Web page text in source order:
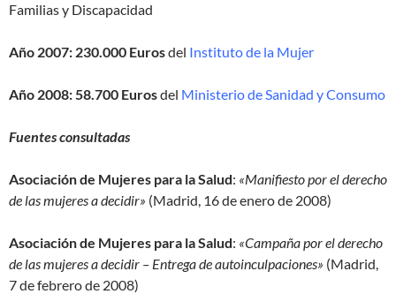
Familias y Discapacidad
Año 2007: 230.000 Eurosdel Instituto de la Mujer
Año 2008: 58.700 Eurosdel Ministerio de Sanidad y Consumo
Fuentes consultadas
Asociación de Mujeres para la Salud: «Manifiesto por el derecho
de las mujeres a decidir» (Madrid, 16 de enero de 2008)
Asociación de Mujeres para la Salud: «Campaña por el derecho
de las mujeres a decidir – Entrega de autoinculpaciones» (Madrid,
7 de febrero de 2008)